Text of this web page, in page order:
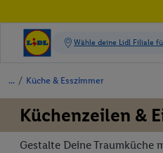
/ Küche & Esszimmer
Küchenzeilen &
Gestalte Deine Traumküche